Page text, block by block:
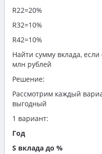
R22=20%
R32=10%
R42=10%
Найти сумму вклада,
млн рублей
Решение:
Рассмотрим каждый
выгодный
1 вариант:
Год
S вклада до %